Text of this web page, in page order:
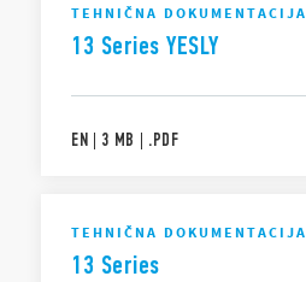
TEHNIČNA DOKUMENTACIJA
13 Series YESLY
EN | 3 MB | .PDF
TEHNIČNA DOKUMENTACIJA
13 Series